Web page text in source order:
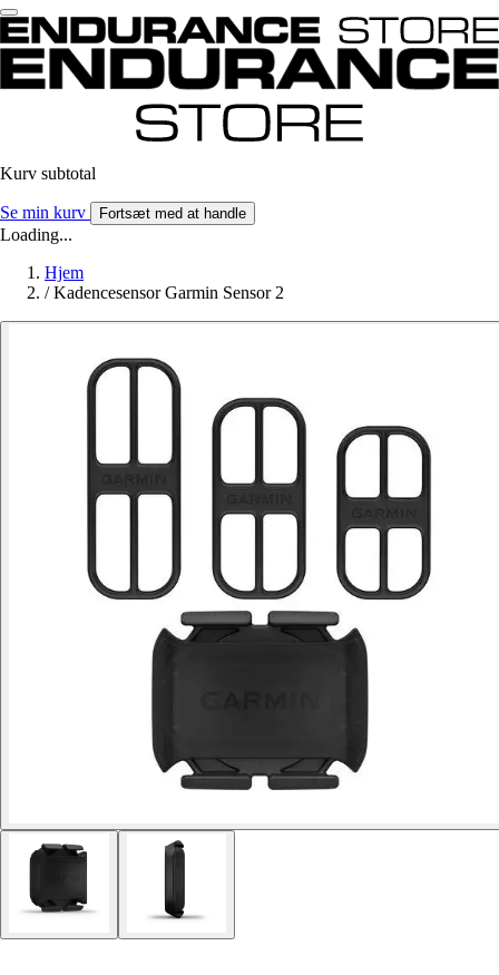
Kurv subtotal
Se min kurv Fortsæt med at handle
Loading...
Hjem
/ Kadencesensor Garmin Sensor 2